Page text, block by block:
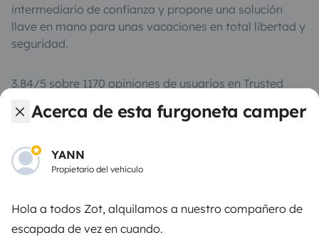
Acerca de esta furgoneta camper
YANN
Propietario del vehículo
Hola a todos Zot, alquilamos a nuestro compañero de
escapada de vez en cuando.
intermediario de confianza y propone una solución
llave en mano para unas vacaciones en total libertad y
seguridad.
3.84/5 sobre 1170 opiniones de usuarios en Trusted
Instagram
¿Cómo funciona?